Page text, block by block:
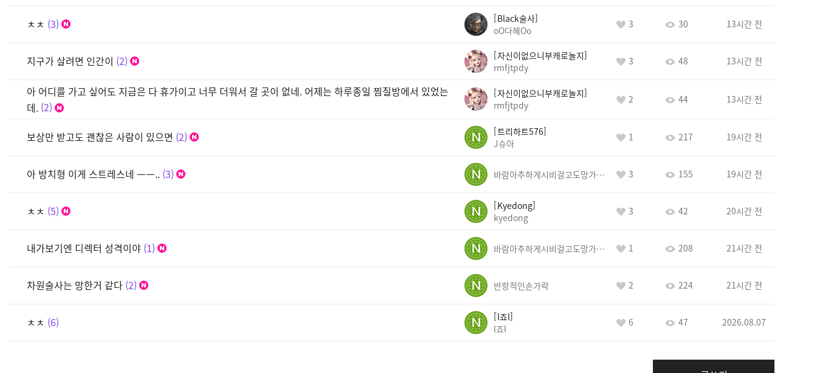
ㅊㅊ 3
Black술사
oO다혜Oo
3 30 13시간 전
지구가 살려면 인간이 2
자신이없으니부캐로놀지
rmfjtpdy
3 48 13시간 전
아 어디를 가고 싶어도 지금은 다 휴가이고 너무 더워서 갈 곳이 없네. 어제는 하루종일 찜질방에서 있었는
데. 2
자신이없으니부캐로놀지
rmfjtpdy
2 44 13시간 전
보상만 받고도 괜찮은 사람이 있으면 2
트리하트576
J슈아
1 217 19시간 전
아 방치형 이게 스트레스네 ㅡㅡ.. 3 바람아추하게시비걸고도망가냐당당하게글써 3 155 19시간 전
ㅊㅊ 5
Kyedong
kyedong
3 42 20시간 전
내가보기엔 디렉터 성격이야 1 바람아추하게시비걸고도망가냐당당하게글써 1 208 21시간 전
차원술사는 망한거 같다 2 반항적인손가락 2 224 21시간 전
ㅊㅊ 6
l죠l
l죠l
6 47 2026.08.07